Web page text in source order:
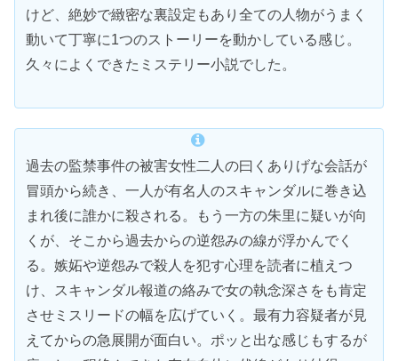
けど、絶妙で緻密な裏設定もあり全ての人物がうまく
動いて丁寧に1つのストーリーを動かしている感じ。
久々によくできたミステリー小説でした。
過去の監禁事件の被害女性二人の曰くありげな会話が
冒頭から続き、一人が有名人のスキャンダルに巻き込
まれ後に誰かに殺される。もう一方の朱里に疑いが向
くが、そこから過去からの逆怨みの線が浮かんでく
る。嫉妬や逆怨みで殺人を犯す心理を読者に植えつ
け、スキャンダル報道の絡みで女の執念深さをも肯定
させミスリードの幅を広げていく。最有力容疑者が見
えてからの急展開が面白い。ポッと出な感じもするが